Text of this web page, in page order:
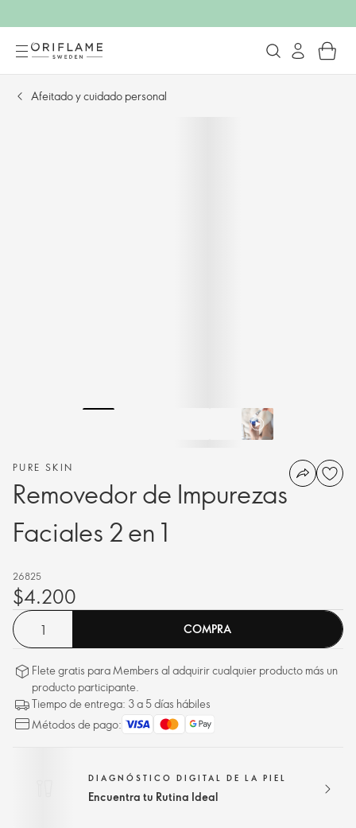
Afeitado y cuidado personal
PURE SKIN
Removedor de Impurezas
Faciales 2 en 1
26825
$4.200
COMPRA
Flete gratis para Members al adquirir cualquier producto más un
producto participante.
Tiempo de entrega: 3 a 5 días hábiles
Métodos de pago:
DIAGNÓSTICO DIGITAL DE LA PIEL
Encuentra tu Rutina Ideal